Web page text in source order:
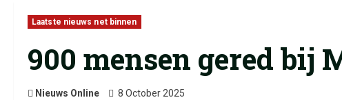
Laatste nieuws net binnen
900 mensen gered bij
Nieuws Online 8 October 2025